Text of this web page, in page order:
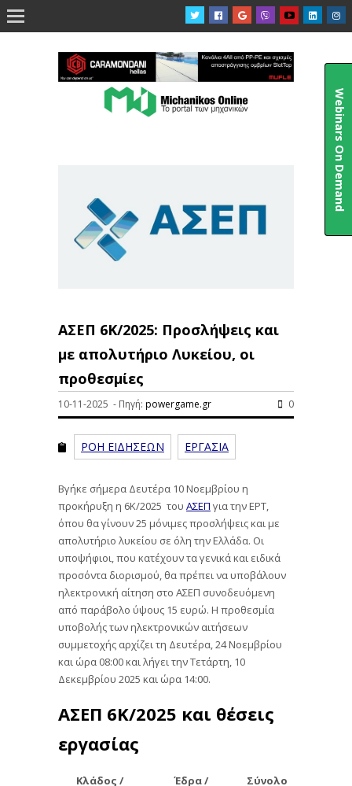

ΑΣΕΠ 6Κ/2025: Προσλήψεις και
με απολυτήριο Λυκείου, οι
προθεσμίες
10-11-2025 - Πηγή: powergame.gr 0
ΡΟΗ ΕΙΔΗΣΕΩΝ ΕΡΓΑΣΙΑ
Βγήκε σήμερα Δευτέρα 10 Νοεμβρίου η
προκήρυξη η 6Κ/2025 του ΑΣΕΠ για την ΕΡΤ,
όπου θα γίνουν 25 μόνιμες προσλήψεις και με
απολυτήριο λυκείου σε όλη την Ελλάδα. Οι
υποψήφιοι, που κατέχουν τα γενικά και ειδικά
προσόντα διορισμού, θα πρέπει να υποβάλουν
ηλεκτρονική αίτηση στο ΑΣΕΠ συνοδευόμενη
από παράβολο ύψους 15 ευρώ. Η προθεσμία
υποβολής των ηλεκτρονικών αιτήσεων
συμμετοχής αρχίζει τη Δευτέρα, 24 Νοεμβρίου
και ώρα 08:00 και λήγει την Τετάρτη, 10
Δεκεμβρίου 2025 και ώρα 14:00.
ΑΣΕΠ 6Κ/2025 και θέσεις
εργασίας
Κλάδος /
Έδρα /
Σύνολο
Webinars On Demand